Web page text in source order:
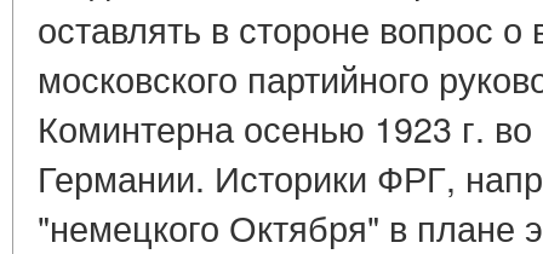
оставлять в стороне вопрос
московского партийного
Коминтерна осенью 1923 г.
Германии. Историки ФРГ,
"немецкого Октября" в плане